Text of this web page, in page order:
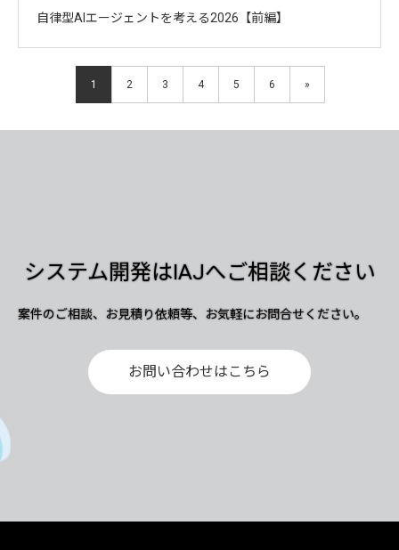
自律型AIエージェントを考える2026【前編】
1 2 3 4 5 6 »
システム開発はIAJへご相談ください
案件のご相談、お見積り依頼等、お気軽にお問合せください。
お問い合わせはこちら